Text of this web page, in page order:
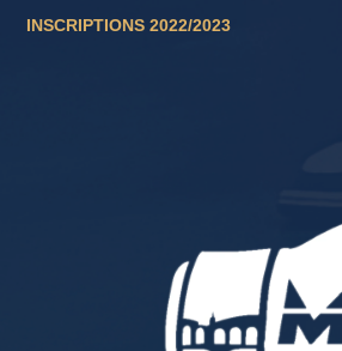
INSCRIPTIONS 2022/2023